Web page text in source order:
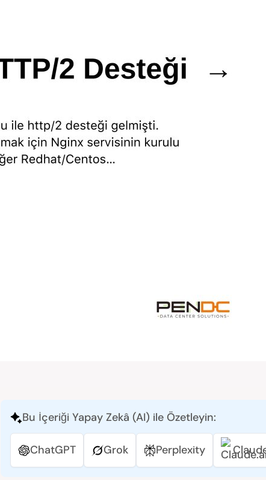
Bu İçeriği Yapay Zekâ (AI) ile Özetleyin:
ChatGPT Grok Perplexity